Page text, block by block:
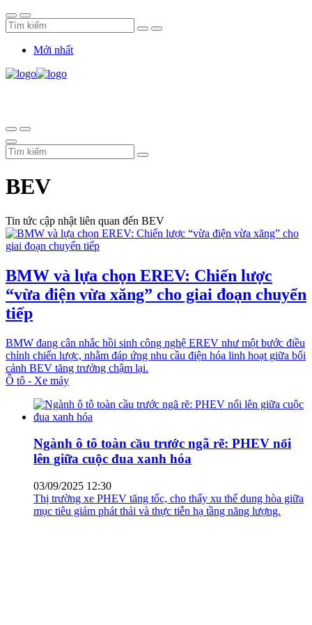
Mới nhất
BEV
Tin tức cập nhật liên quan đến BEV
BMW và lựa chọn EREV: Chiến lược
“vừa điện vừa xăng” cho giai đoạn chuyển
tiếp
BMW đang cân nhắc hồi sinh công nghệ EREV như một bước điều
chỉnh chiến lược, nhằm đáp ứng nhu cầu điện hóa linh hoạt giữa bối
cảnh BEV tăng trưởng chậm lại.
Ô tô - Xe máy
Ngành ô tô toàn cầu trước ngã rẽ: PHEV nổi
lên giữa cuộc đua xanh hóa
03/09/2025 12:30
Thị trường xe PHEV tăng tốc, cho thấy xu thế dung hòa giữa
mục tiêu giảm phát thải và thực tiễn hạ tầng năng lượng.